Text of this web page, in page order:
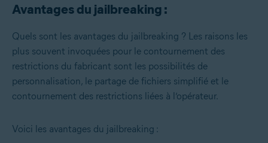
Avantages du jailbreaking :
Quels sont les avantages du jailbreaking ? Les raisons les
plus souvent invoquées pour le contournement des
restrictions du fabricant sont les possibilités de
personnalisation, le partage de fichiers simplifié et le
contournement des restrictions liées à l’opérateur.
Voici les avantages du jailbreaking :